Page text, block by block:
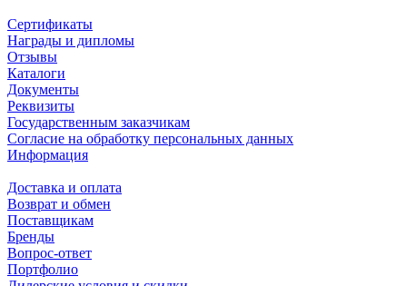
Сертификаты
Награды и дипломы
Отзывы
Каталоги
Документы
Реквизиты
Государственным заказчикам
Согласие на обработку персональных данных
Информация
Доставка и оплата
Возврат и обмен
Поставщикам
Бренды
Вопрос-ответ
Портфолио